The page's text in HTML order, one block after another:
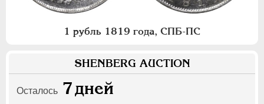
1 рубль 1819 года, СПБ-ПС
SHENBERG AUCTION
Осталось 7дней